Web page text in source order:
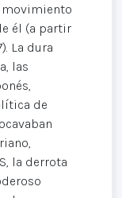
movimiento
él (a partir
La dura
las
de
la derrota